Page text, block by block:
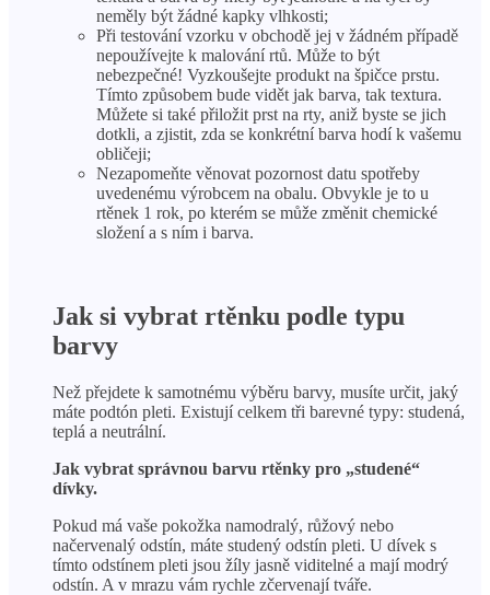
neměly být žádné kapky vlhkosti;
Při testování vzorku v obchodě jej v žádném případě
nepoužívejte k malování rtů. Může to být
nebezpečné! Vyzkoušejte produkt na špičce prstu.
Tímto způsobem bude vidět jak barva, tak textura.
Můžete si také přiložit prst na rty, aniž byste se jich
dotkli, a zjistit, zda se konkrétní barva hodí k vašemu
obličeji;
Nezapomeňte věnovat pozornost datu spotřeby
uvedenému výrobcem na obalu. Obvykle je to u
rtěnek 1 rok, po kterém se může změnit chemické
složení a s ním i barva.
Jak si vybrat rtěnku podle typu
barvy
Než přejdete k samotnému výběru barvy, musíte určit, jaký
máte podtón pleti. Existují celkem tři barevné typy: studená,
teplá a neutrální.
Jak vybrat správnou barvu rtěnky pro „studené“
dívky.
Pokud má vaše pokožka namodralý, růžový nebo
načervenalý odstín, máte studený odstín pleti. U dívek s
tímto odstínem pleti jsou žíly jasně viditelné a mají modrý
odstín. A v mrazu vám rychle zčervenají tváře.